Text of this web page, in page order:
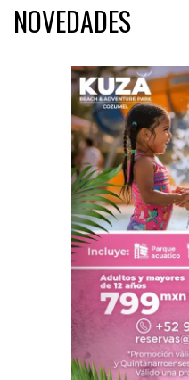
NOVEDADES